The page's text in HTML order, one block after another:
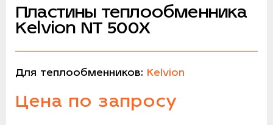
Пластины теплообменника
Kelvion NT 500X
Для теплообменников: Kelvion
Цена по запросу